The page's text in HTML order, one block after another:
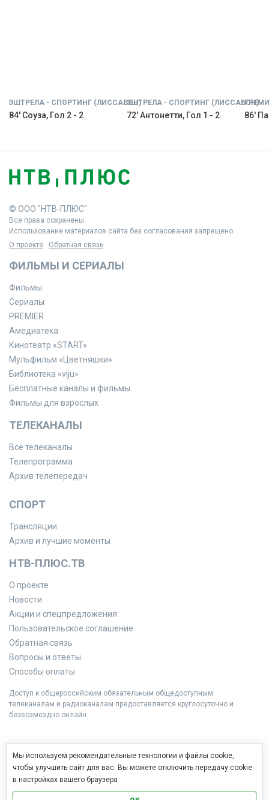
ЭШТРЕЛА - СПОРТИНГ (ЛИССАБОН)
84' Соуза, Гол 2 - 2
ЭШТРЕЛА - СПОРТИНГ (ЛИССАБОН)
72' Антонетти, Гол 1 - 2 86'
© ООО "НТВ-ПЛЮС"
Все права сохранены.
Использование материалов сайта без согласования запрещено.
О проекте
Обратная связь
ФИЛЬМЫ И СЕРИАЛЫ
Фильмы
Сериалы
PREMIER
Амедиатека
Кинотеатр «START»
Мульфильм «Цветняшки»
Библиотека «viju»
Бесплатные каналы и фильмы
Фильмы для взрослых
ТЕЛЕКАНАЛЫ
Все телеканалы
Телепрограмма
Архив телепередач
СПОРТ
Трансляции
Архив и лучшие моменты
НТВ-ПЛЮС.ТВ
О проекте
Новости
Акции и спецпредложения
Пользовательское соглашение
Обратная связь
Вопросы и ответы
Способы оплаты
Доступ к общероссийским обязательным общедоступным
телеканалам и радиоканалам предоставляется круглосуточно и
безвозмездно онлайн.
Мы используем рекомендательные технологии и файлы cookie,
чтобы улучшить сайт для вас. Вы можете отключить передачу cookie
в настройках вашего браузера